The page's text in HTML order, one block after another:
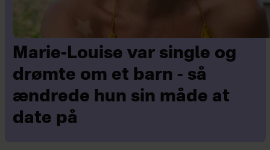
Marie-Louise var single og
drømte om et barn - så
ændrede hun sin måde at
date på